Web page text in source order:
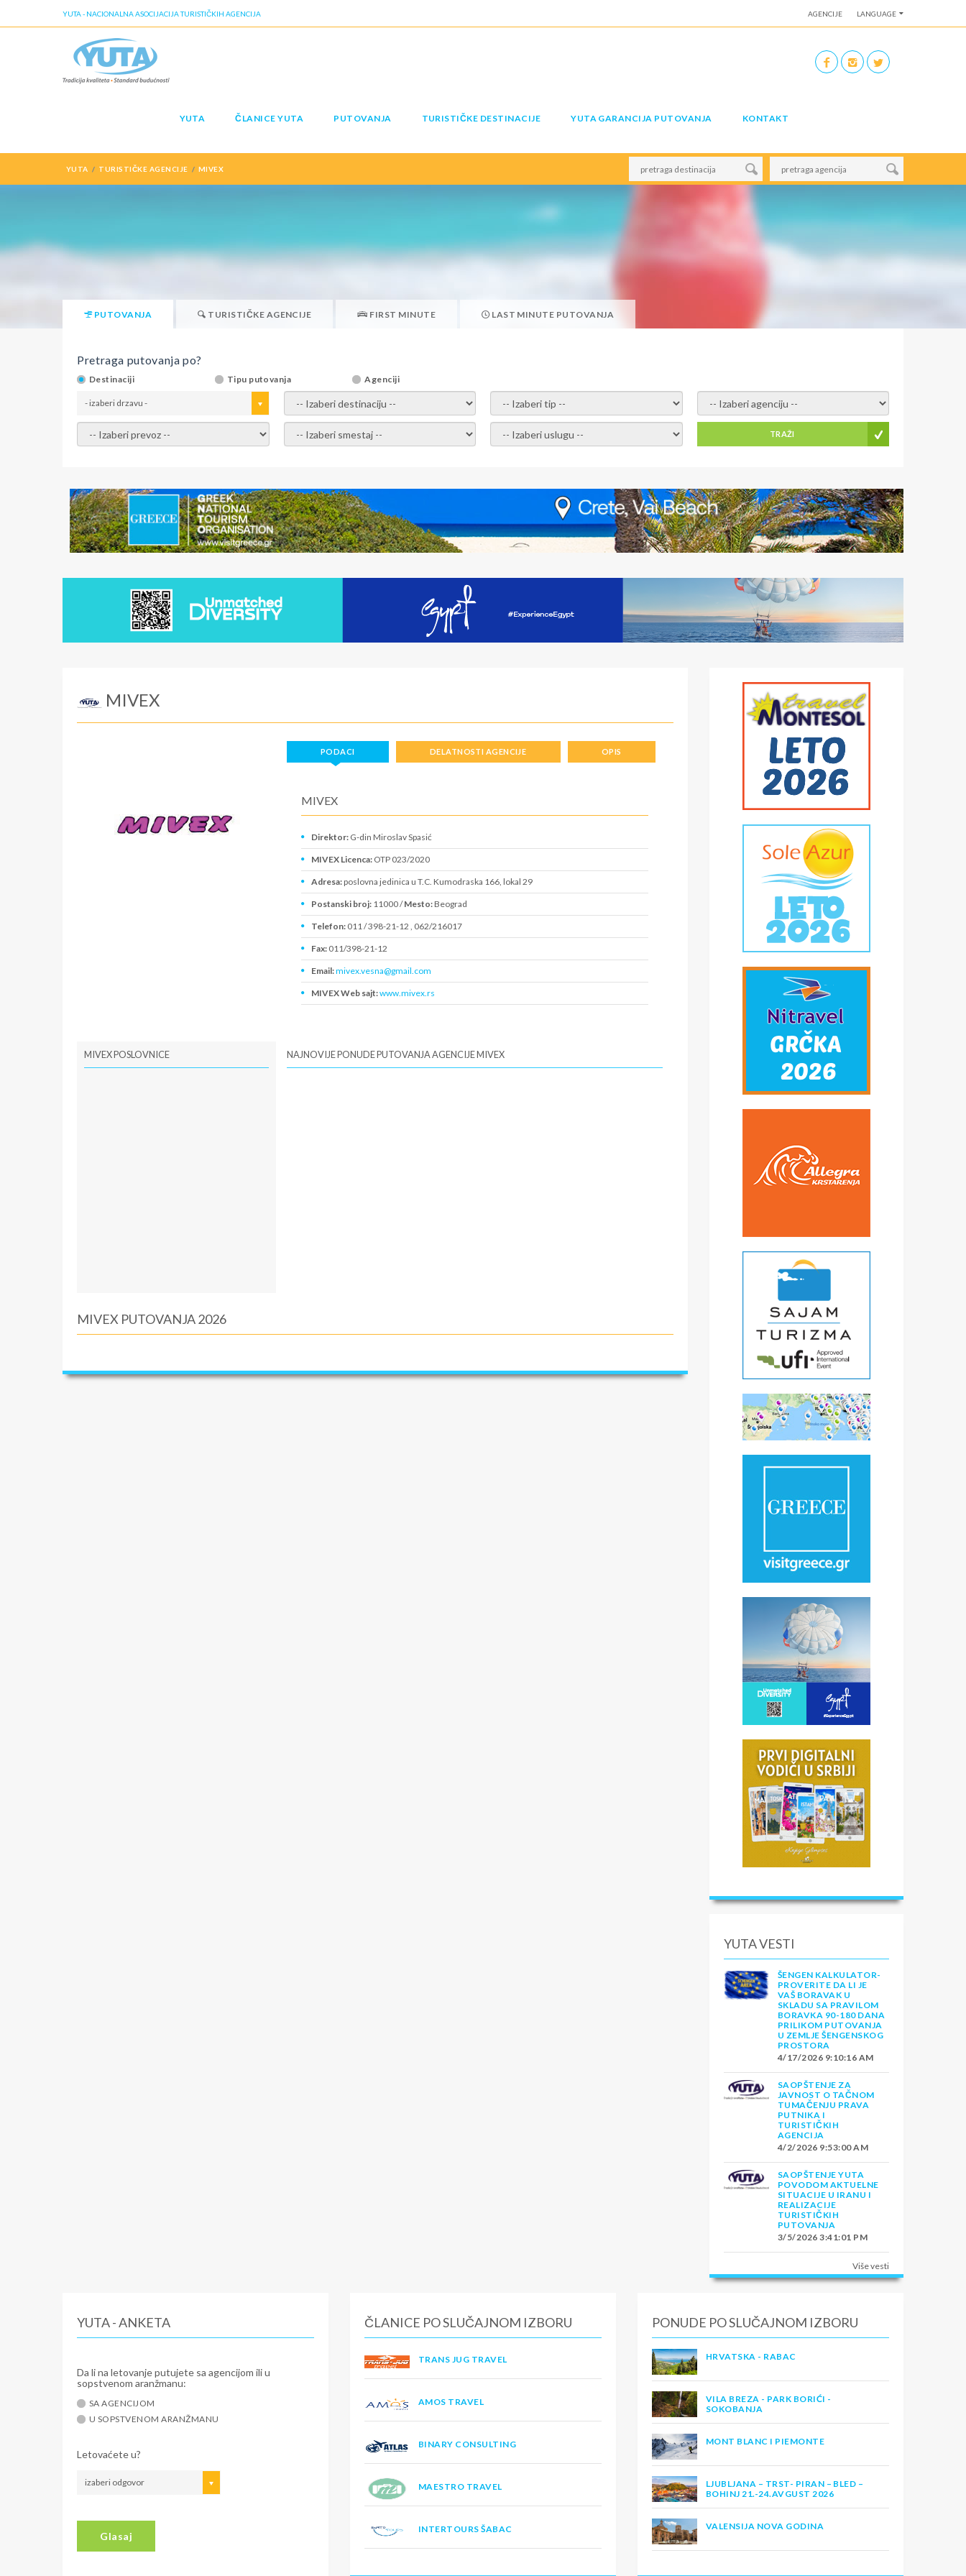
AGENCIJE LANGUAGE
YUTA - NACIONALNA ASOCIJACIJA TURISTIČKIH AGENCIJA
YUTA ČLANICE YUTA PUTOVANJA TURISTIČKE DESTINACIJE YUTA GARANCIJA PUTOVANJA KONTAKT
YUTA TURISTIČKE AGENCIJE MIVEX
PUTOVANJA TURISTIČKE AGENCIJE FIRST MINUTE LAST MINUTE PUTOVANJA
Pretraga putovanja po?
Destinaciji Tipu putovanja Agenciji
- izaberi drzavu - - izaberi destinaciju - - izaberi tip - - izaberi agenciju -
- izaberi prevoz - - Izaberite smestaj - - Izaberite uslugu - TRAŽI
MIVEX
PODACI DELATNOSTI AGENCIJE OPIS
MIVEX
Direktor:G-din Miroslav Spasić
MIVEX Licenca:OTP 023/2020
Adresa:poslovna jedinica u T.C. Kumodraska 166, lokal 29
Postanski broj:11000 /Mesto:Beograd
Telefon:011 / 398-21-12 , 062/216017
Fax:011/398-21-12
Email:mivex.vesna@gmail.com
MIVEX Web sajt:www.mivex.rs
MIVEX POSLOVNICE NAJNOVIJE PONUDE PUTOVANJA AGENCIJE MIVEX
MIVEX PUTOVANJA 2026
YUTA VESTI
ŠENGEN KALKULATOR-
PROVERITE DA LI JE
VAŠ BORAVAK U
SKLADU SA PRAVILOM
BORAVKA 90-180 DANA
PRILIKOM PUTOVANJA
U ZEMLJE ŠENGENSKOG
PROSTORA
4/17/2026 9:10:16 AM
SAOPŠTENJE ZA
JAVNOST O TAČNOM
TUMAČENJU PRAVA
PUTNIKA I
TURISTIČKIH
AGENCIJA
4/2/2026 9:53:00 AM
SAOPŠTENJE YUTA
POVODOM AKTUELNE
SITUACIJE U IRANU I
REALIZACIJE
TURISTIČKIH
PUTOVANJA
3/5/2026 3:41:01 PM
Više vesti
YUTA - ANKETA
Da li na letovanje putujete sa agencijom ili u
sopstvenom aranžmanu:
SA AGENCIJOM
U SOPSTVENOM ARANŽMANU
Letovaćete u?
izaberi odgovor
Glasaj
ČLANICE PO SLUČAJNOM IZBORU
TRANS JUG TRAVEL
AMOS TRAVEL
BINARY CONSULTING
MAESTRO TRAVEL
INTERTOURS ŠABAC
PONUDE PO SLUČAJNOM IZBORU
HRVATSKA - RABAC
VILA BREZA - PARK BORIĆI -
SOKOBANJA
MONT BLANC I PIEMONTE
LJUBLJANA – TRST- PIRAN – BLED –
BOHINJ 21.-24.AVGUST 2026
VALENSIJA NOVA GODINA